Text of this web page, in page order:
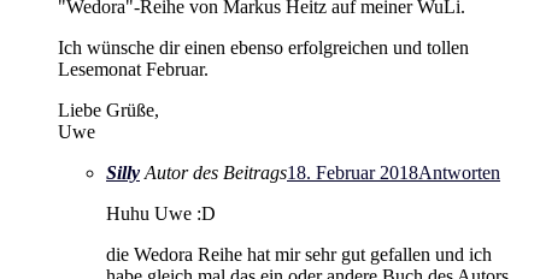
"Wedora"-Reihe von Markus Heitz auf meiner WuLi.
Ich wünsche dir einen ebenso erfolgreichen und tollen
Lesemonat Februar.
Liebe Grüße,
Uwe
Silly Autor des Beitrags18. Februar 2018Antworten
Huhu Uwe :D
die Wedora Reihe hat mir sehr gut gefallen und ich